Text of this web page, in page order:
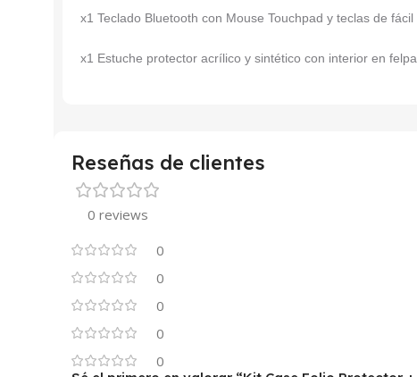
x1 Teclado Bluetooth con Mouse Touchpad y teclas de fácil
x1 Estuche protector acrílico y sintético con interior en felpa
Reseñas de clientes
0 reviews
0
0
0
0
0